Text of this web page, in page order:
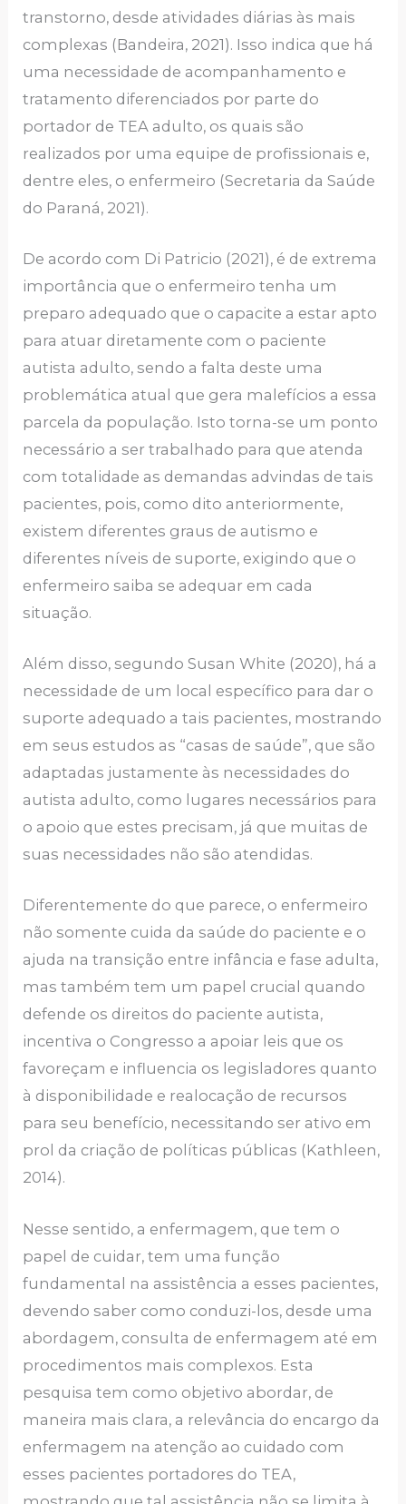
transtorno, desde atividades diárias às mais
complexas (Bandeira, 2021). Isso indica que há
uma necessidade de acompanhamento e
tratamento diferenciados por parte do
portador de TEA adulto, os quais são
realizados por uma equipe de profissionais e,
dentre eles, o enfermeiro (Secretaria da Saúde
do Paraná, 2021).
De acordo com Di Patricio (2021), é de extrema
importância que o enfermeiro tenha um
preparo adequado que o capacite a estar apto
para atuar diretamente com o paciente
autista adulto, sendo a falta deste uma
problemática atual que gera malefícios a essa
parcela da população. Isto torna-se um ponto
necessário a ser trabalhado para que atenda
com totalidade as demandas advindas de tais
pacientes, pois, como dito anteriormente,
existem diferentes graus de autismo e
diferentes níveis de suporte, exigindo que o
enfermeiro saiba se adequar em cada
situação.
Além disso, segundo Susan White (2020), há a
necessidade de um local específico para dar o
suporte adequado a tais pacientes, mostrando
em seus estudos as “casas de saúde”, que são
adaptadas justamente às necessidades do
autista adulto, como lugares necessários para
o apoio que estes precisam, já que muitas de
suas necessidades não são atendidas.
Diferentemente do que parece, o enfermeiro
não somente cuida da saúde do paciente e o
ajuda na transição entre infância e fase adulta,
mas também tem um papel crucial quando
defende os direitos do paciente autista,
incentiva o Congresso a apoiar leis que os
favoreçam e influencia os legisladores quanto
à disponibilidade e realocação de recursos
para seu benefício, necessitando ser ativo em
prol da criação de políticas públicas (Kathleen,
2014).
Nesse sentido, a enfermagem, que tem o
papel de cuidar, tem uma função
fundamental na assistência a esses pacientes,
devendo saber como conduzi-los, desde uma
abordagem, consulta de enfermagem até em
procedimentos mais complexos. Esta
pesquisa tem como objetivo abordar, de
maneira mais clara, a relevância do encargo da
enfermagem na atenção ao cuidado com
esses pacientes portadores do TEA,